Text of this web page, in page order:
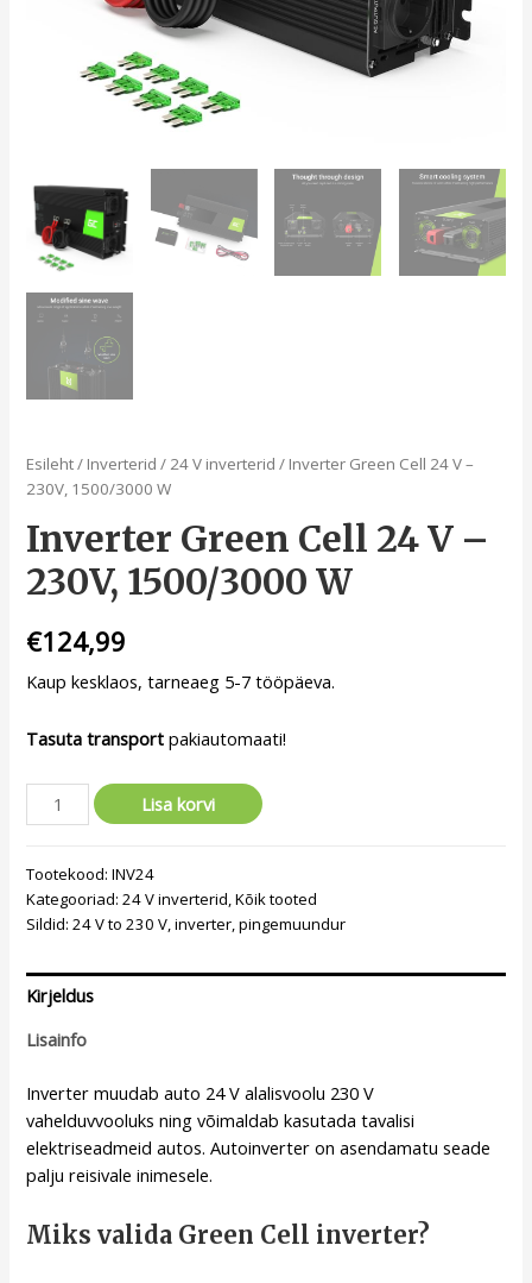
Esileht/ Inverterid / 24 V inverterid / Inverter Green Cell 24 V –
230V, 1500/3000 W
Inverter Green Cell 24 V –
230V, 1500/3000 W
€124,99
Kaup kesklaos, tarneaeg 5-7 tööpäeva.
Tasuta transport pakiautomaati!
Lisa korvi
Tootekood:INV24
Kategooriad:24 V inverterid,Kõik tooted
Sildid:24 V to 230 V,inverter,pingemuundur
Kirjeldus
Lisainfo
Inverter muudab auto 24 V alalisvoolu 230 V
vahelduvvooluks ning võimaldab kasutada tavalisi
elektriseadmeid autos. Autoinverter on asendamatu seade
palju reisivale inimesele.
Miks valida Green Cell inverter?